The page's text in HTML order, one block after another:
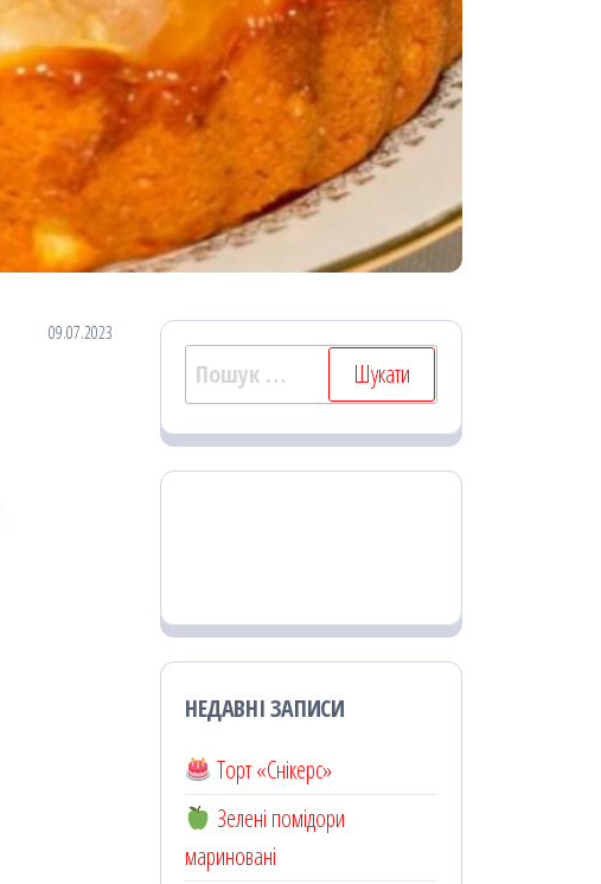
09.07.2023
Пошук:
НЕДАВНІ ЗАПИСИ
Торт «Снікерс»
Зелені помідори
мариновані